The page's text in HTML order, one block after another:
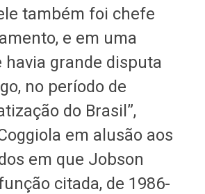
também foi chefe
e em uma
havia grande disputa
no período de
do Brasil”,
em alusão aos
em que Jobson
citada, de 1986-